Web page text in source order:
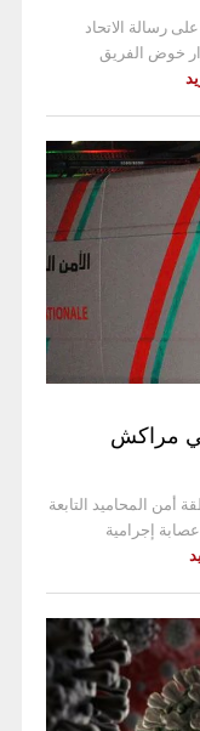
رسالة الاتحاد
خوض الفريق
في مراكش
أمن المحاميد التابعة
إجرامية